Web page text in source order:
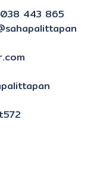
443 865